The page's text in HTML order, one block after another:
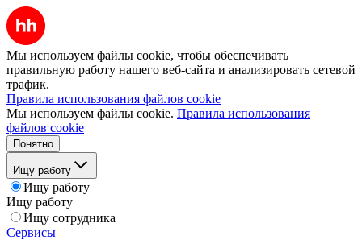
Мы используем файлы cookie, чтобы обеспечивать
правильную работу нашего веб-сайта и анализировать сетевой
трафик.
Правила использования файлов cookie
Мы используем файлы cookie. Правила использования
файлов cookie
Понятно
Ищу работу
Ищу работу
Ищу работу
Ищу сотрудника
Сервисы